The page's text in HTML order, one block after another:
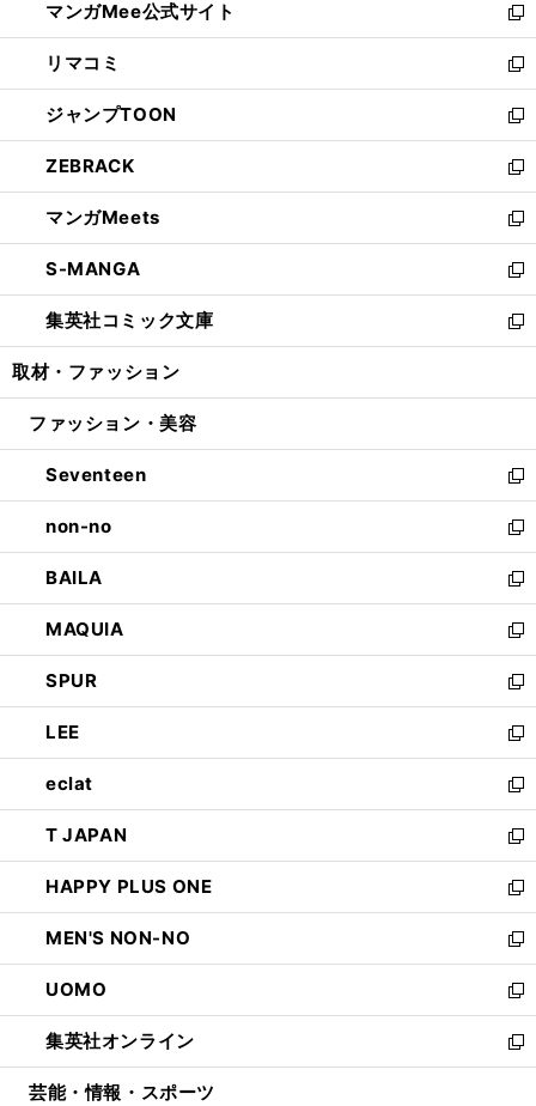
く
ド
ウ
で
開
く
ィ
ン
ド
ウ
で
開
く
い
ウ
ィ
ン
ド
ウ
で
開
く
マンガMee公式サイト
新
し
い
ウ
ィ
ン
ド
ウ
で
開
く
リマコミ
新
し
い
ウ
ィ
ン
ド
ウ
で
開
く
ジャンプTOON
新
し
い
ウ
ィ
ン
ド
ウ
で
開
ZEBRACK
新
し
い
ウ
ィ
ン
ド
ウ
開
マンガMeets
新
し
い
ウ
ィ
ン
ウ
開
く
S-MANGA
新
し
い
ウ
ン
ウ
で
開
く
集英社コミック文庫
新
し
ウ
ン
ド
ウ
で
開
く
取材・ファッション
ファッション・美容
Seventeen
新
し
い
ウ
ィ
ン
ド
ウ
で
開
く
non-no
新
し
い
ウ
ィ
ン
ド
ウ
で
開
く
BAILA
新
し
い
ウ
ィ
ン
ド
ウ
で
開
く
MAQUIA
新
し
い
ウ
ィ
ン
ド
ウ
で
開
く
SPUR
新
し
い
ウ
ィ
ン
ド
ウ
で
開
く
LEE
新
し
い
ウ
ィ
ン
ド
ウ
で
開
く
eclat
新
し
い
ウ
ィ
ン
ド
ウ
で
開
く
T JAPAN
新
し
い
ウ
ィ
ン
ド
ウ
で
開
HAPPY PLUS ONE
新
し
い
ウ
ィ
ン
ド
ウ
MEN'S NON-NO
新
し
い
ウ
ィ
ン
UOMO
新
し
い
ウ
集英社オンライン
新
し
芸能・情報・スポーツ